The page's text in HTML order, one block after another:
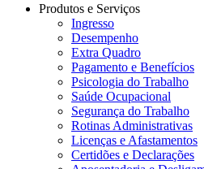
Produtos e Serviços
Ingresso
Desempenho
Extra Quadro
Pagamento e Benefícios
Psicologia do Trabalho
Saúde Ocupacional
Segurança do Trabalho
Rotinas Administrativas
Licenças e Afastamentos
Certidões e Declarações